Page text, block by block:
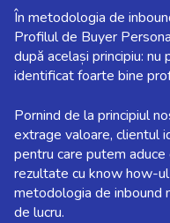
În metodologia de
Profilul de Buyer
după același principiu:
identificat foarte bine
Pornind de la principiul
extrage valoare, clientul
pentru care putem
rezultate cu know how-
metodologia de inbound
de lucru.